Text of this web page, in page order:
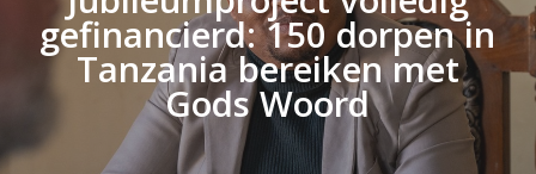
gefinancierd: 150 dorpen in
Tanzania bereiken met
Gods Woord